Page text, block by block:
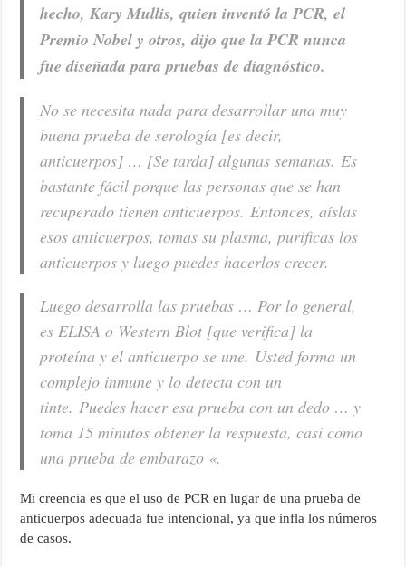
hecho, Kary Mullis, quien inventó la PCR, el
Premio Nobel y otros, dijo que la PCR nunca
fue diseñada para pruebas de diagnóstico.
No se necesita nada para desarrollar una muy
buena prueba de serología [es decir,
anticuerpos] … [Se tarda] algunas semanas. Es
bastante fácil porque las personas que se han
recuperado tienen anticuerpos. Entonces, aíslas
esos anticuerpos, tomas su plasma, purificas los
anticuerpos y luego puedes hacerlos crecer.
Luego desarrolla las pruebas … Por lo general,
es ELISA o Western Blot [que verifica] la
proteína y el anticuerpo se une. Usted forma un
complejo inmune y lo detecta con un
tinte. Puedes hacer esa prueba con un dedo … y
toma 15 minutos obtener la respuesta, casi como
una prueba de embarazo «.
Mi creencia es que el uso de PCR en lugar de una prueba de
anticuerpos adecuada fue intencional, ya que infla los números
de casos.